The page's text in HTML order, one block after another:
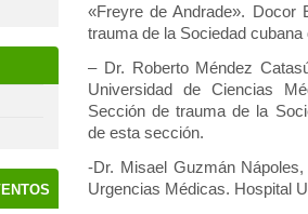
«Freyre de Andrade». Docor
trauma de la Sociedad cubana
– Dr. Roberto Méndez
Universidad de Ciencias
Sección de trauma de la
de esta sección.
-Dr. Misael Guzmán
Urgencias Médicas. Hospital